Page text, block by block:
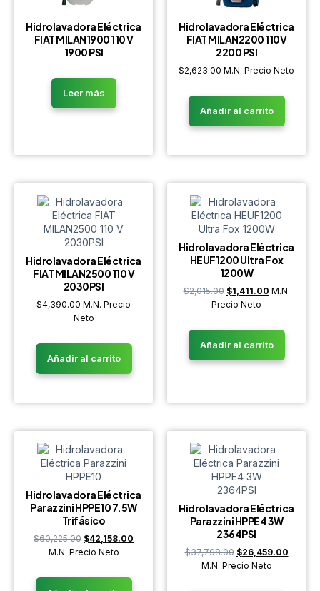
Hidrolavadora Eléctrica
FIAT MILAN1900 110 V
1900 PSI
Leer más
Hidrolavadora Eléctrica
FIAT MILAN2200 110V
2200 PSI
$2,623.00 M.N. Precio Neto
Añadir al carrito
Hidrolavadora Eléctrica
FIAT MILAN2500 110 V
2030PSI
$4,390.00 M.N. Precio
Neto
Añadir al carrito
Hidrolavadora Eléctrica
HEUF1200 Ultra Fox
1200W
$2,015.00 $1,411.00 M.N.
Precio Neto
Añadir al carrito
Hidrolavadora Eléctrica
Parazzini HPPE10 7.5W
Trifásico
$60,225.00 $42,158.00
M.N. Precio Neto
Hidrolavadora Eléctrica
Parazzini HPPE4 3W
2364PSI
$37,798.00 $26,459.00
M.N. Precio Neto